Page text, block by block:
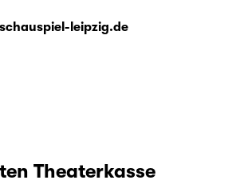
leipzig.de
Theaterkasse